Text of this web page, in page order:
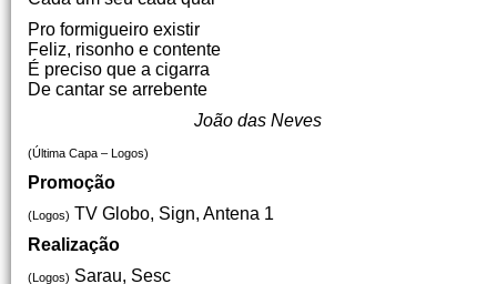
Pro formigueiro existir
Feliz, risonho e contente
É preciso que a cigarra
De cantar se arrebente
João das Neves
(Última Capa – Logos)
Promoção
(Logos) TV Globo, Sign, Antena 1
Realização
(Logos) Sarau, Sesc